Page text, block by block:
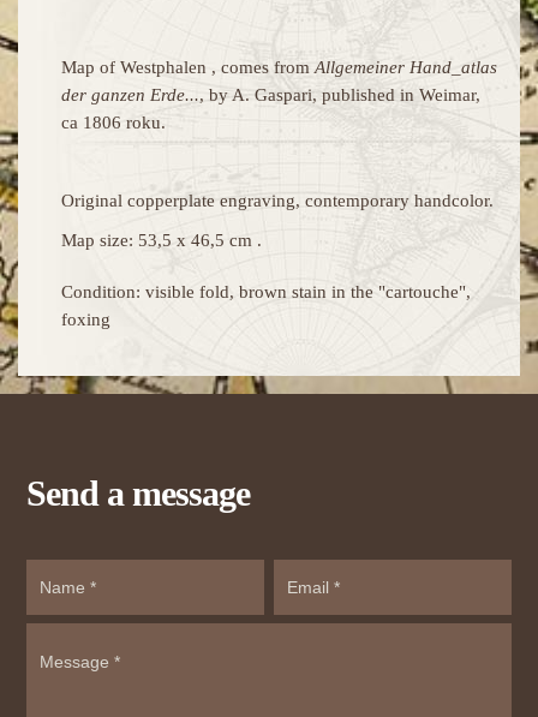
Map of Westphalen , comes from Allgemeiner Hand_atlas
der ganzen Erde..., by A. Gaspari, published in Weimar,
ca 1806 roku.
Original copperplate engraving, contemporary handcolor.
Map size: 53,5 x 46,5 cm .
Condition: visible fold, brown stain in the "cartouche",
foxing
Send a message